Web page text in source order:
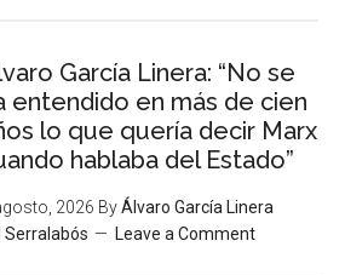
García Linera: “No se
entendido en más de cien
lo que quería decir Marx
hablaba del Estado”
2026 ByÁlvaro García Linera
Leave a Comment